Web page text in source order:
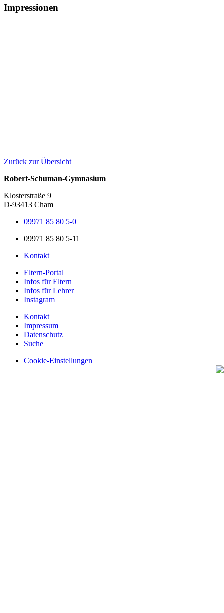
Impressionen
Zurück zur Übersicht
Robert-Schuman-Gymnasium
Klosterstraße 9
D-93413 Cham
09971 85 80 5-0
09971 85 80 5-11
Kontakt
Eltern-Portal
Infos für Eltern
Infos für Lehrer
Instagram
Kontakt
Impressum
Datenschutz
Suche
Cookie-Einstellungen